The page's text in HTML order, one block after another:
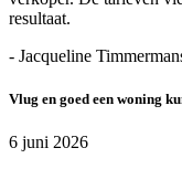
resultaat.
- Jacqueline
Vlug en goed een woning
6 juni 2026